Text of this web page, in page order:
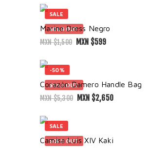
SALE
SOLD OUT
Marine Dress Negro
MXN $1,500 MXN $599
-50%
SOLD OUT
Corazón Damero Handle Bag
MXN $5,300 MXN $2,650
SALE
SOLD OUT
Camisa Luis XIV Kaki